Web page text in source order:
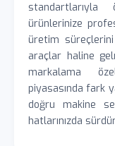
standartlarıyla
ürünlerinize
üretim
araçlar haline
markalama
piyasasında fark
doğru makine
hatlarınızda